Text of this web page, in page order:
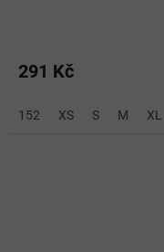
291 Kč
152 XS S M XL